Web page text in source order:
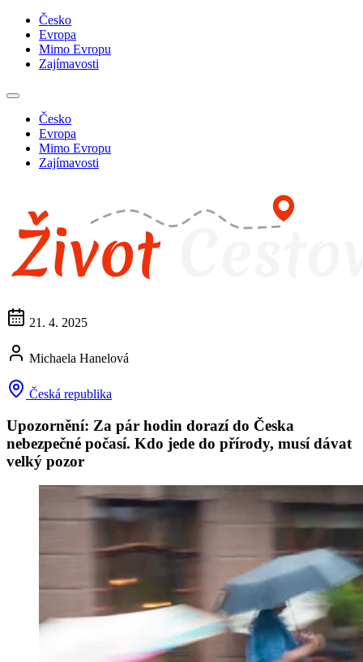
Česko
Evropa
Mimo Evropu
Zajímavosti
Česko
Evropa
Mimo Evropu
Zajímavosti
21. 4. 2025
Michaela Hanelová
Česká republika
Upozornění: Za pár hodin dorazí do Česka
nebezpečné počasí. Kdo jede do přírody, musí dávat
velký pozor